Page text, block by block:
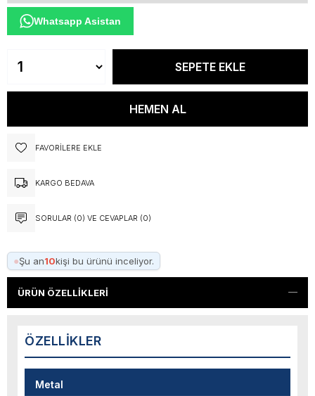
Whatsapp Asistan
FAVORILERE EKLE
KARGO BEDAVA
SORULAR (0) VE CEVAPLAR (0)
●Şu an10kişi bu ürünü inceliyor.
ÜRÜN ÖZELLIKLERI
ÖZELLIKLER
Metal